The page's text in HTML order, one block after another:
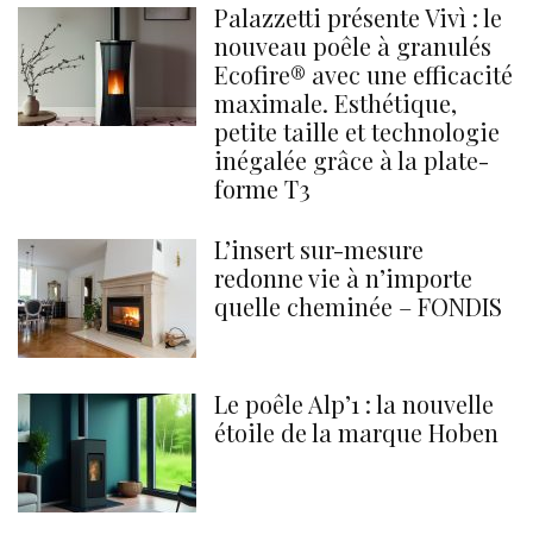
Palazzetti présente Vivì : le
nouveau poêle à granulés
Ecofire® avec une efficacité
maximale. Esthétique,
petite taille et technologie
inégalée grâce à la plate-
forme T3
L’insert sur-mesure
redonne vie à n’importe
quelle cheminée – FONDIS
Le poêle Alp’1 : la nouvelle
étoile de la marque Hoben